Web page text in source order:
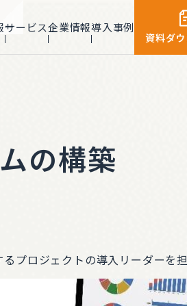
上位
認定
サービス企業情報導入事例
資料ダ
の構築
プロジェクトの導入リーダーを担